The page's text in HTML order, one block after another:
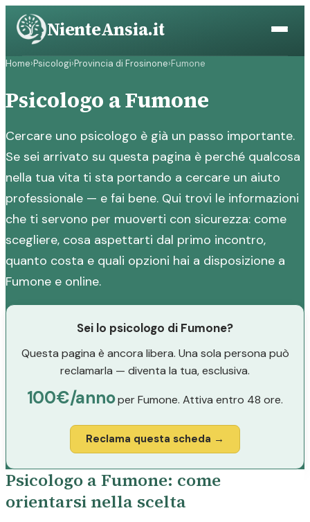
Vai
contenuto
NienteAnsia.it
Home›Psicologi›Provincia di Frosinone›Fumone
Psicologo a Fumone
Cercare uno psicologo è già un passo importante.
Se sei arrivato su questa pagina è perché qualcosa
nella tua vita ti sta portando a cercare un aiuto
professionale — e fai bene. Qui trovi le informazioni
che ti servono per muoverti con sicurezza: come
scegliere, cosa aspettarti dal primo incontro,
quanto costa e quali opzioni hai a disposizione a
Fumone e online.
Sei lo psicologo di Fumone?
Questa pagina è ancora libera. Una sola persona può
reclamarla — diventa la tua, esclusiva.
100€/annoper Fumone. Attiva entro 48 ore.
Reclama questa scheda →
Psicologo a Fumone: come
orientarsi nella scelta